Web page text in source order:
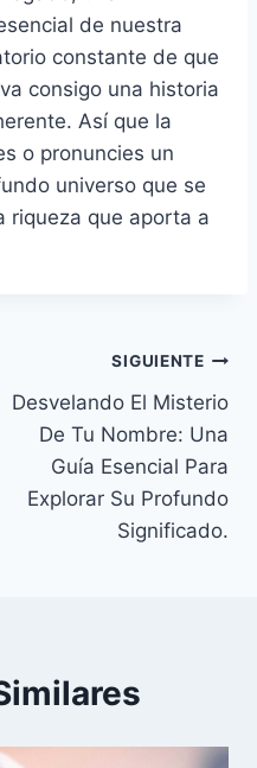
de nuestra
constante de que
consigo una historia
Así que la
o pronuncies un
universo que se
riqueza que aporta a
SIGUIENTE
Desvelando El Misterio
De Tu Nombre: Una
Guía Esencial Para
Explorar Su Profundo
Significado.